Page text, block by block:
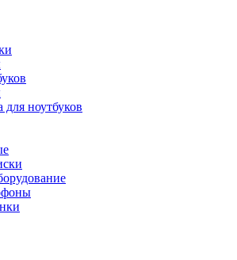
для ноутбуков